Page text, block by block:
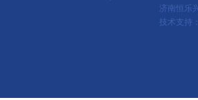
济南恒乐
技术支持：